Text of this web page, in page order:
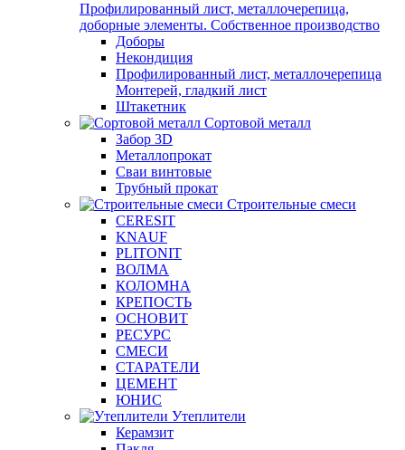
Профилированный лист, металлочерепица,
доборные элементы. Собственное производство
Доборы
Некондиция
Профилированный лист, металлочерепица
Монтерей, гладкий лист
Штакетник
Сортовой металл
Забор 3D
Металлопрокат
Сваи винтовые
Трубный прокат
Строительные смеси
CERESIT
KNAUF
PLITONIT
ВОЛМА
КОЛОМНА
КРЕПОСТЬ
ОСНОВИТ
РЕСУРС
СМЕСИ
СТАРАТЕЛИ
ЦЕМЕНТ
ЮНИС
Утеплители
Керамзит